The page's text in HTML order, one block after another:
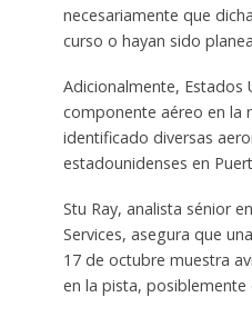
necesariamente que
curso o hayan sido
Adicionalmente, Estados
componente aéreo en la
identificado diversas
estadounidenses en
Stu Ray, analista sénior
Services, asegura que
17 de octubre muestra
en la pista, posiblemente